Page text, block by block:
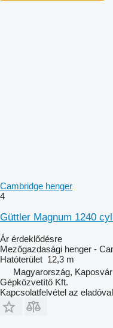
Cambridge henger
4
Güttler Magnum 1240
Ár érdeklődésre
Mezőgazdasági henger -
Hatóterület 12,3 m
Magyarország, Kaposvár
Gépközvetítő Kft.
Kapcsolatfelvétel az eladóval